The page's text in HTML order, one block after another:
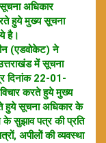
अधिकार
हुये मुख्य सूचना
है।
(एडवोकेट) ने
में सूचना
दिनांक 22-01-
करते हुये मुख्य
हुये सूचना अधिकार के
के सुझाव पत्र की प्रति
अपीलोें की व्यवस्था